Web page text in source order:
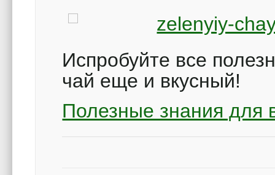
Испробуйте все
чай еще и вкусный!
Полезные знания для